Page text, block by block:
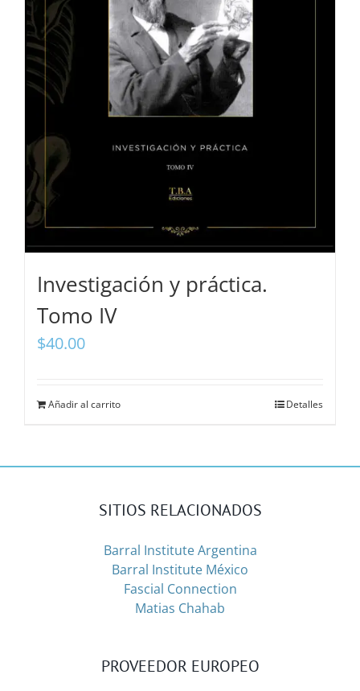
Investigación y práctica.
Tomo IV
$40.00
Añadir al carrito Detalles
SITIOS RELACIONADOS
Barral Institute Argentina
Barral Institute México
Fascial Connection
Matias Chahab
PROVEEDOR EUROPEO